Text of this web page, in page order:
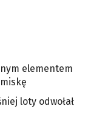
elementem
loty odwołał